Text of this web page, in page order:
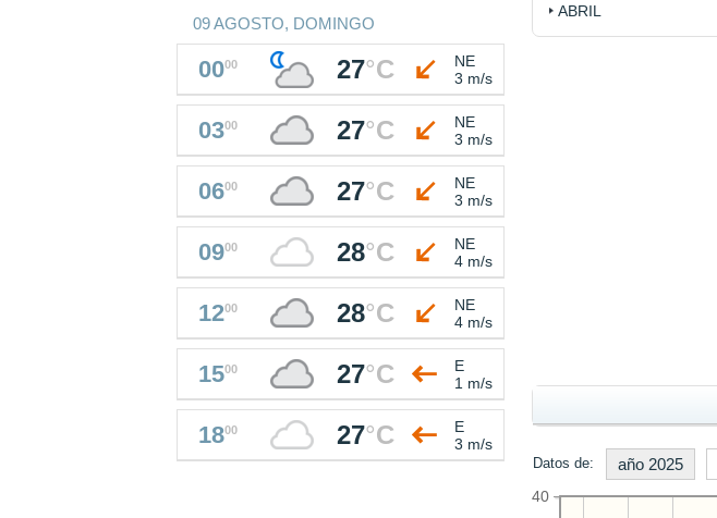
ABRIL
Datos de: año 2025
40
09 AGOSTO, DOMINGO
0000 27°C
NE
3 m/s
0300 27°C
NE
3 m/s
0600 27°C
NE
3 m/s
0900 28°C
NE
4 m/s
1200 28°C
NE
4 m/s
1500 27°C
E
1 m/s
1800 27°C
E
3 m/s